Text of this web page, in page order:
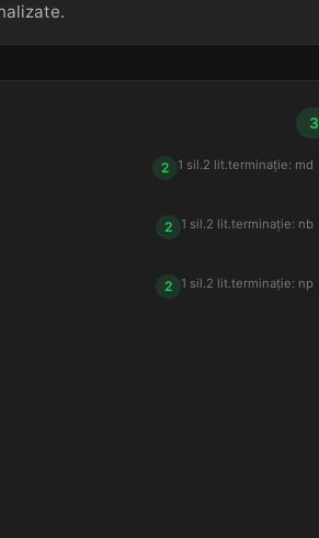
3
2 1 sil.2 lit.terminație: md
2 1 sil.2 lit.terminație: nb
2 1 sil.2 lit.terminație: np